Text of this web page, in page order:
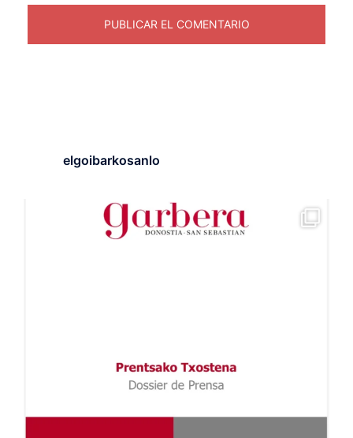
elgoibarkosanlo